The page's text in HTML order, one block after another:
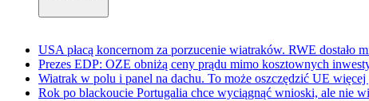
USA płacą koncernom za porzucenie wiatraków. RWE dostało
Prezes EDP: OZE obniżą ceny prądu mimo kosztownych
Wiatrak w polu i panel na dachu. To może oszczędzić UE
Rok po blackoucie Portugalia chce wyciągnąć wnioski, ale nie